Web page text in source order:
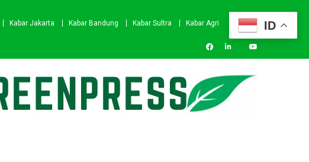
Kabar Jakarta Kabar Bandung Kabar Sultra
Kabar Agri
ID